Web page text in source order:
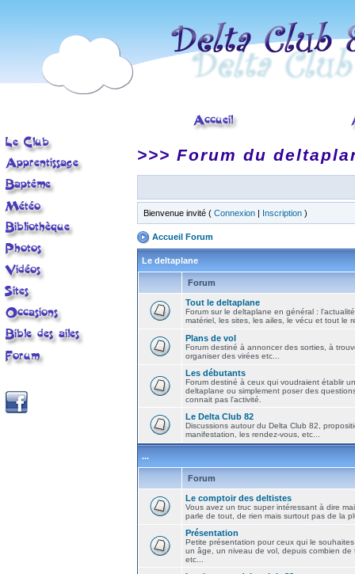
>>> Forum du
Bienvenue invité ( Connexion | Inscription )
Accueil Forum
Le deltaplane
Forum
Tout le deltaplane
Forum sur le deltaplane en général :
matériel, les sites, les ailes, le vécu et tout le
Plans de vol
Forum destiné à annoncer des sorties, à
organiser des virées etc...
Les débutants
Forum destiné à ceux qui voudraient établir
deltaplane ou simplement poser des
connait pas l'activité.
Le Delta Club 82
Discussions autour du Delta Club 82,
manifestation, les rendez-vous, etc...
...
Forum
Le comptoir des deltistes
Vous avez un truc super intéressant à dire
parle de tout, de rien mais surtout pas de la
Présentation
Petite présentation pour ceux qui le
un âge, un niveau de vol, depuis combien de
etc...